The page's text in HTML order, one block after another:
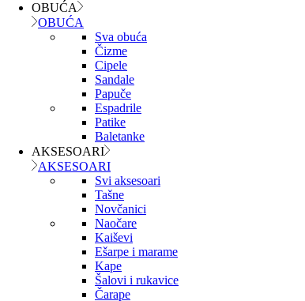
OBUĆA
OBUĆA
Sva obuća
Čizme
Cipele
Sandale
Papuče
Espadrile
Patike
Baletanke
AKSESOARI
AKSESOARI
Svi aksesoari
Tašne
Novčanici
Naočare
Kaiševi
Ešarpe i marame
Kape
Šalovi i rukavice
Čarape